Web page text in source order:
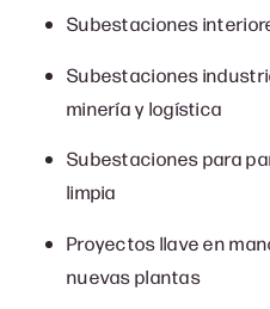
Subestaciones
Subestaciones
minería y logística
Subestaciones para
limpia
Proyectos llave en
nuevas plantas